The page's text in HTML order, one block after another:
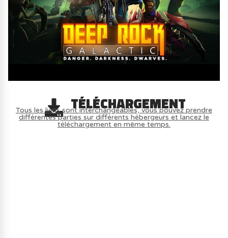
TÉLÉCHARGEMENT
Tous les liens sont interchangeables, vous pouvez prendre
différentes parties sur différents hébergeurs et lancez le
téléchargement en même temps.